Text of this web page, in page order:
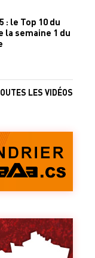
: le Top 10 du
la semaine 1 du
LES VIDÉOS